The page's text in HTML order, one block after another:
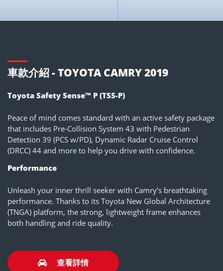
車款介紹 - TOYOTA CAMRY 2019
Toyota Safety Sense™ P (TSS-P)
Peace of mind comes standard with an active safety package
that includes Pre-Collision System 43 with Pedestrian
Detection 39 (PCS w/PD), Dynamic Radar Cruise Control
(DRCC) 44 and more to help you drive with confidence.
Performance
Unleash your inner thrill seeker with Camry’s breathtaking
performance. Thanks to its Toyota New Global Architecture
(TNGA) platform, the strong, lightweight frame enhances
both handling and ride quality.
查看詳情